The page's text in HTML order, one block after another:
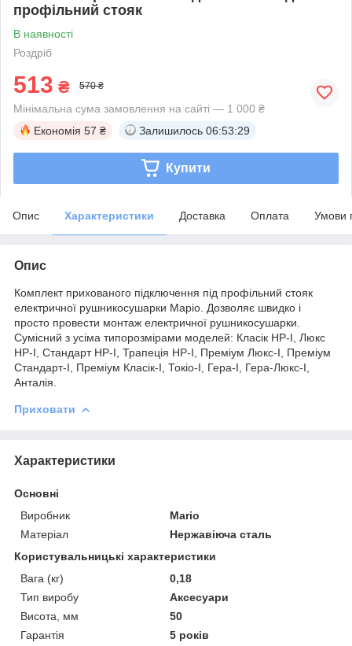
профільний стояк
В наявності
Роздріб
513 ₴ 570 ₴
Мінімальна сума замовлення на сайті — 1 000 ₴
Економія 57 ₴ Залишилось 06:53:29
Купити
Опис Характеристики Доставка Оплата Умови
Опис
Комплект прихованого підключення під профільний стояк
електричної рушникосушарки Маріо. Дозволяє швидко і
просто провести монтаж електричної рушникосушарки.
Сумісний з усіма типорозмірами моделей: Класік HP-I, Люкс
HP-I, Стандарт HP-I, Трапеція HP-I, Преміум Люкс-I, Преміум
Стандарт-I, Преміум Класік-I, Токіо-I, Гера-I, Гера-Люкс-I,
Анталія.
Приховати
Характеристики
Основні
Виробник
Mario
Матеріал
Нержавіюча сталь
Користувальницькі характеристики
Вага (кг)
0,18
Тип виробу
Аксесуари
Висота, мм
50
Гарантія
5 років